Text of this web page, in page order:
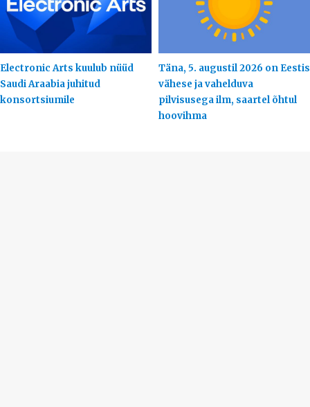
Electronic Arts kuulub nüüd
Saudi Araabia juhitud
konsortsiumile
Täna, 5. augustil 2026 on Eestis
vähese ja vahelduva
pilvisusega ilm, saartel õhtul
hoovihma